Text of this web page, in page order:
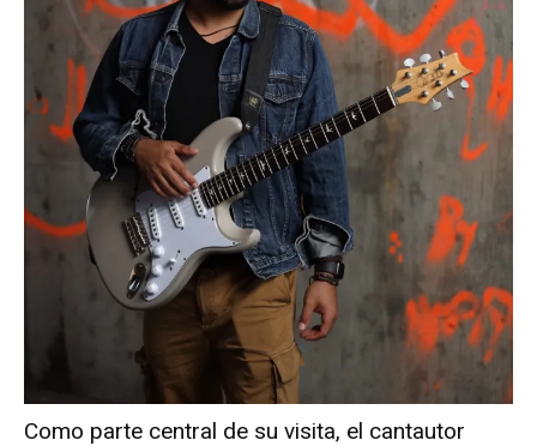
Como parte central de su visita, el cantautor